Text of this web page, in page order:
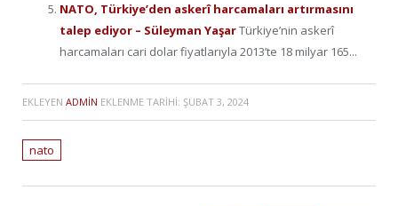
NATO, Türkiye’den askerî harcamaları artırmasını
talep ediyor – Süleyman YaşarTürkiye’nin askerî
harcamaları cari dolar fiyatlarıyla 2013’te 18 milyar 165...
EKLEYEN ADMIN EKLENME TARIHI: ŞUBAT 3, 2024
nato